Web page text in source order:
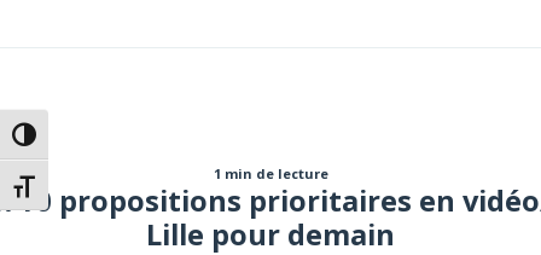
Passer en contraste élevé
Changer la taille de la police
1 min de lecture
10 propositions prioritaires en
Lille pour demain